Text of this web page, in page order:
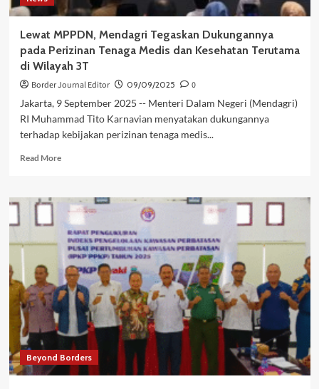
Lewat MPPDN, Mendagri Tegaskan Dukungannya
pada Perizinan Tenaga Medis dan Kesehatan Terutama
di Wilayah 3T
Border Journal Editor 09/09/2025
0
Jakarta, 9 September 2025 -- Menteri Dalam Negeri (Mendagri)
RI Muhammad Tito Karnavian menyatakan dukungannya
terhadap kebijakan perizinan tenaga medis...
Read MoreRead
Lewat
MPPDN,
Mendagri
Tegaskan
Dukungannya
pada
Perizinan
Tenaga
Medis
dan
Kesehatan
Terutama
di
Wilayah
Beyond Borders